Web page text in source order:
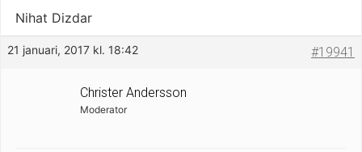
Nihat Dizdar
21 januari, 2017 kl. 18:42 #19941
Christer Andersson
Moderator